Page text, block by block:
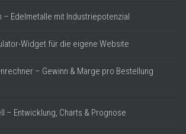
– Edelmetalle mit Industriepotenzial
Widget für die eigene Website
– Gewinn & Marge pro Bestellung
– Entwicklung, Charts & Prognose